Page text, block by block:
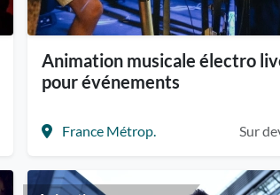
Animation musicale électro
pour événements
France Métrop. Sur